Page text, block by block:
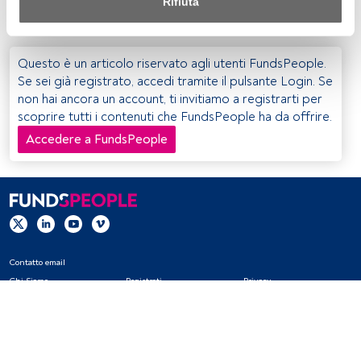
Utilizzo di dati di localizzazione geografica precisi. Analisi
attiva delle caratteristiche del dispositivo per la sua
identificazione. Memorizzazione delle informazioni su un
dispositivo e/o accesso alle stesse. Pubblicità e contenuti
personalizzati, misurazione della pubblicità e dei
contenuti, ricerca sul pubblico e sviluppo di servizi.
consiste in ETC su materie prime e cambi.
Questo è un articolo riservato agli utenti FundsPeople.
Se sei già registrato, accedi tramite il pulsante Login. Se
non hai ancora un account, ti invitiamo a registrarti per
scoprire tutti i contenuti che FundsPeople ha da offrire.
Accedere a FundsPeople
Contatto email
Chi Siamo
Registrati
Privacy